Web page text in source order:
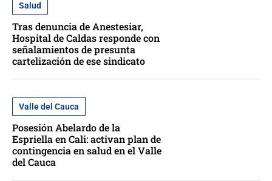
Salud
Tras denuncia de Anestesiar,
Hospital de Caldas responde con
señalamientos de presunta
cartelización de ese sindicato
Valle del Cauca
Posesión Abelardo de la
Espriella en Cali: activan plan de
contingencia en salud en el Valle
del Cauca